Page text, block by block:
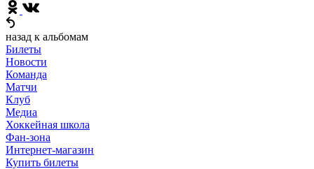
назад к альбомам
Билеты
Новости
Команда
Матчи
Клуб
Медиа
Хоккейная школа
Фан-зона
Интернет-магазин
Купить билеты